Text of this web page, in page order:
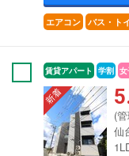
エアコン バス・ト
賃貸アパート 学割
(
仙